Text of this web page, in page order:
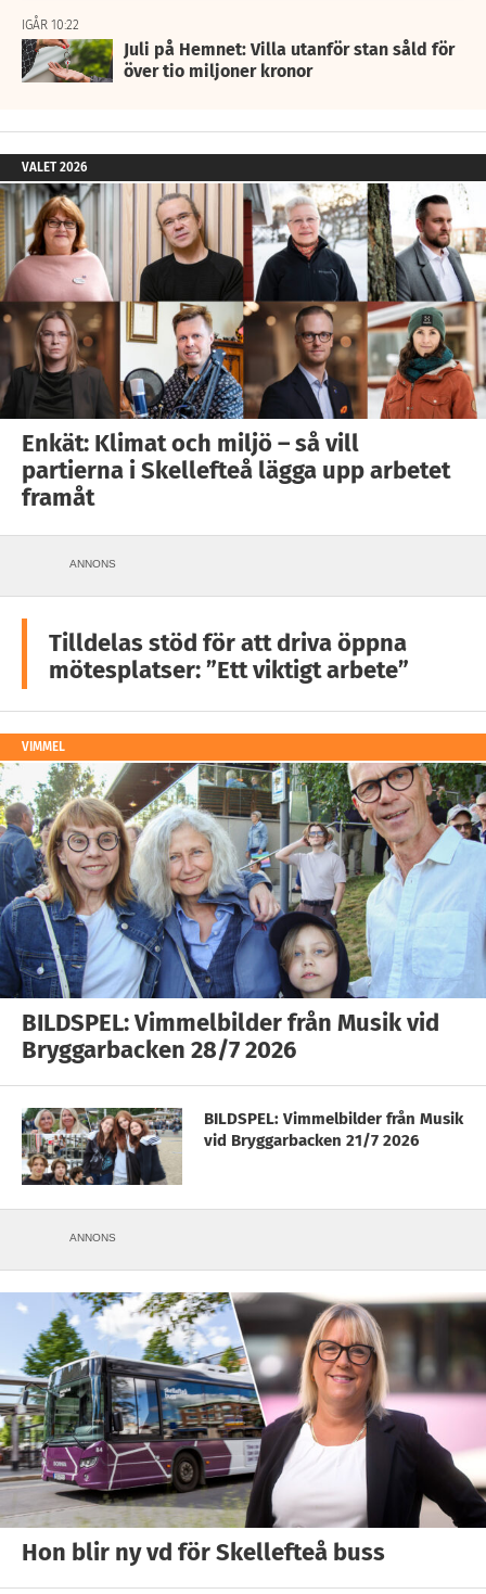
IGÅR 10:22
Juli på Hemnet: Villa utanför stan såld för
över tio miljoner kronor
VALET 2026
Enkät: Klimat och miljö – så vill
partierna i Skellefteå lägga upp arbetet
framåt
ANNONS
Tilldelas stöd för att driva öppna
mötesplatser: ”Ett viktigt arbete”
VIMMEL
BILDSPEL: Vimmelbilder från Musik vid
Bryggarbacken 28/7 2026
BILDSPEL: Vimmelbilder från Musik
vid Bryggarbacken 21/7 2026
ANNONS
Hon blir ny vd för Skellefteå buss